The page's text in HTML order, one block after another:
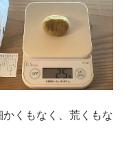
くもなく、荒くもな